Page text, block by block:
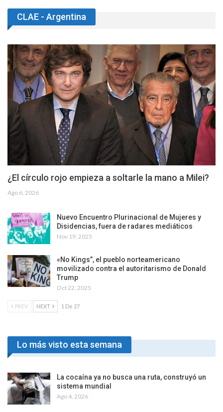
CLAE - Argentina
¿El círculo rojo empieza a soltarle la mano a Milei?
Ago 6, 2026
Nuevo Encuentro Plurinacional de Mujeres y
Disidencias, fuera de radares mediáticos
Nov 19, 2025
«No Kings”, el pueblo norteamericano
movilizado contra el autoritarismo de Donald
Trump
Oct 22, 2025
PREV NEXT 1 De 27
Lo más visto esta semana
La cocaína ya no busca una ruta, construyó un
sistema mundial
Ago 4, 2026